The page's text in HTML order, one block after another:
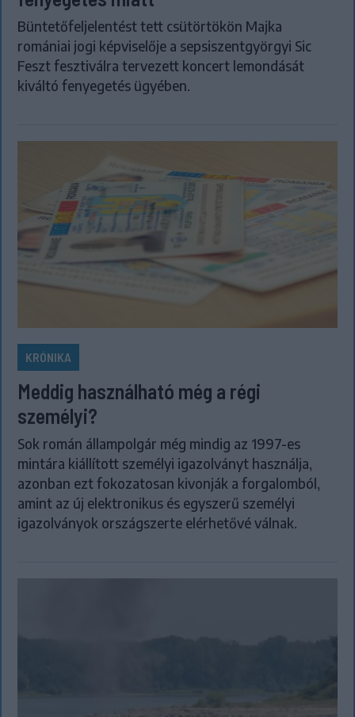
Büntetőfeljelentést tett csütörtökön Majka
romániai jogi képviselője a sepsiszentgyörgyi Sic
Feszt fesztiválra tervezett koncert lemondását
kiváltó fenyegetés ügyében.
KRÓNIKA
Meddig használható még a régi
személyi?
Sok román állampolgár még mindig az 1997-es
mintára kiállított személyi igazolványt használja,
azonban ezt fokozatosan kivonják a forgalomból,
amint az új elektronikus és egyszerű személyi
igazolványok országszerte elérhetővé válnak.